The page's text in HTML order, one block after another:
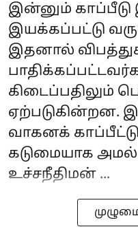
இன்னும்
இயக்கப்பட்டு
இதனால்
கிடைப்பதிலும்
ஏற்படுகின்றன.
வாகனக்
கடுமையாக
உச்சநீதிமன் ...